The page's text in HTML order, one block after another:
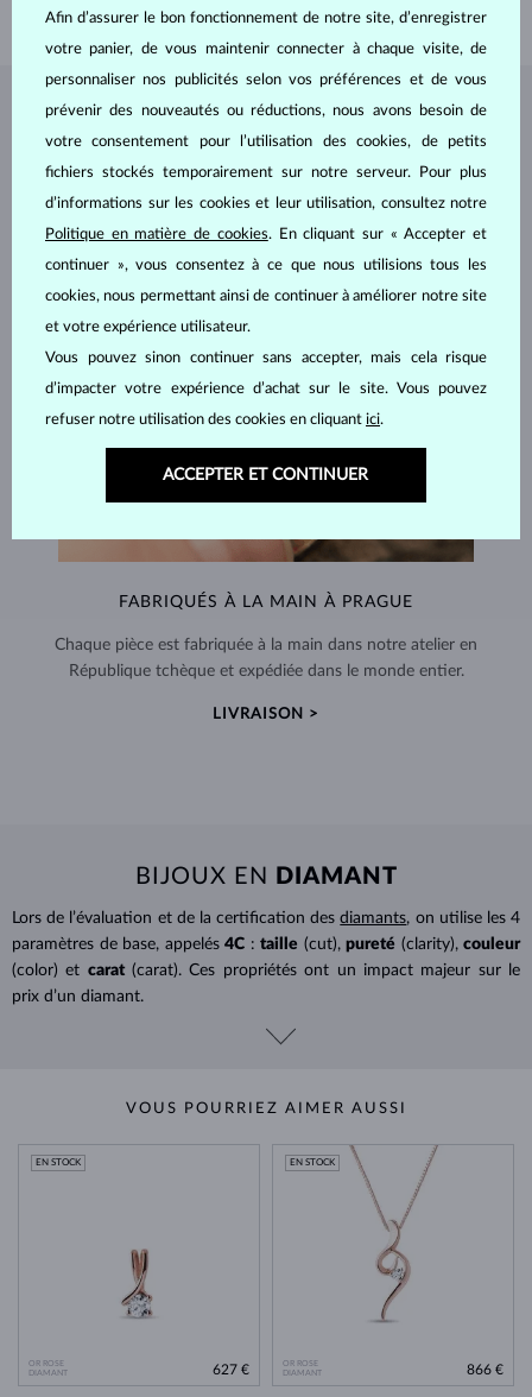
BIJOUX DEL'ATELIER KLENOTA
FABRIQUÉS À LA MAIN À PRAGUE
Chaque pièce est fabriquée à la main dans notre atelier en
République tchèque et expédiée dans le monde entier.
LIVRAISON >
BIJOUX EN DIAMANT
Lors de l’évaluation et de la certification desdiamants, on utilise les 4
paramètres de base, appelés 4C : taille (cut), pureté (clarity), couleur
(color) et carat (carat). Ces propriétés ont un impact majeur sur le
prix d’un diamant.
VOUS POURRIEZ AIMER AUSSI
OR ROSE
DIAMANT
EN STOCK
627 €
OR ROSE
DIAMANT
EN STOCK
866 €
Afin d’assurer le bon fonctionnement de notre site, d’enregistrer
votre panier, de vous maintenir connecter à chaque visite, de
personnaliser nos publicités selon vos préférences et de vous
prévenir des nouveautés ou réductions, nous avons besoin de
votre consentement pour l’utilisation des cookies, de petits
fichiers stockés temporairement sur notre serveur. Pour plus
d’informations sur les cookies et leur utilisation, consultez notre
Politique en matière de cookies. En cliquant sur « Accepter et
continuer », vous consentez à ce que nous utilisions tous les
cookies, nous permettant ainsi de continuer à améliorer notre site
et votre expérience utilisateur.
Vous pouvez sinon continuer sans accepter, mais cela risque
d’impacter votre expérience d’achat sur le site. Vous pouvez
refuser notre utilisation des cookies en cliquant ici.
ACCEPTER ET CONTINUER